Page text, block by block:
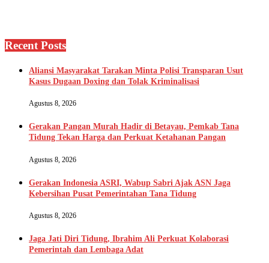
Recent Posts
Aliansi Masyarakat Tarakan Minta Polisi Transparan Usut
Kasus Dugaan Doxing dan Tolak Kriminalisasi
Agustus 8, 2026
Gerakan Pangan Murah Hadir di Betayau, Pemkab Tana
Tidung Tekan Harga dan Perkuat Ketahanan Pangan
Agustus 8, 2026
Gerakan Indonesia ASRI, Wabup Sabri Ajak ASN Jaga
Kebersihan Pusat Pemerintahan Tana Tidung
Agustus 8, 2026
Jaga Jati Diri Tidung, Ibrahim Ali Perkuat Kolaborasi
Pemerintah dan Lembaga Adat